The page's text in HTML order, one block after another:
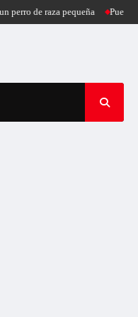
raza pequeña Puercoespín se